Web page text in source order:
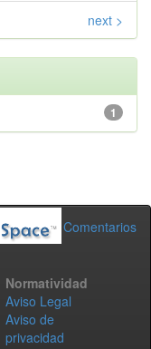
next >
1
Comentarios
Normatividad
Aviso Legal
Aviso de
privacidad